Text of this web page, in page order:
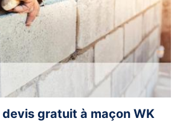
devis gratuit à maçon WK